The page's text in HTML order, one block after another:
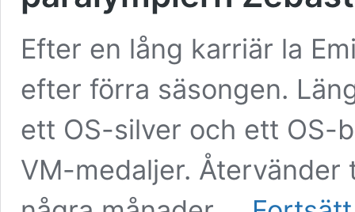
Efter en lång karriär la
efter förra säsongen.
ett OS-silver och ett OS-
VM-medaljer. Återvänder